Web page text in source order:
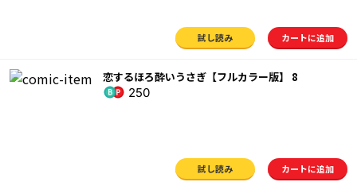
試し読み カートに追加
恋するほろ酔いうさぎ【フルカラー版】 8
250
試し読み カートに追加